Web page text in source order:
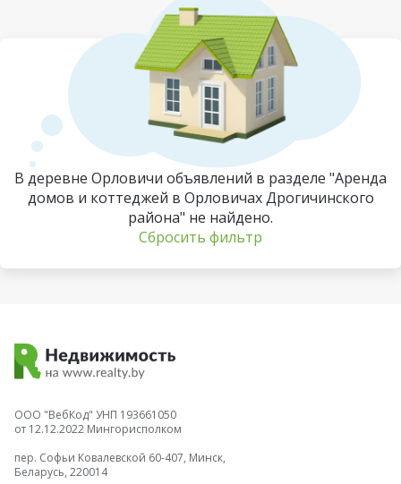
В деревне Орловичи объявлений в разделе "Аренда
домов и коттеджей в Орловичах Дрогичинского
района" не найдено.
Сбросить фильтр
ООО "ВебКод" УНП 193661050
от 12.12.2022 Мингорисполком
пер. Софьи Ковалевской 60-407, Минск,
Беларусь, 220014